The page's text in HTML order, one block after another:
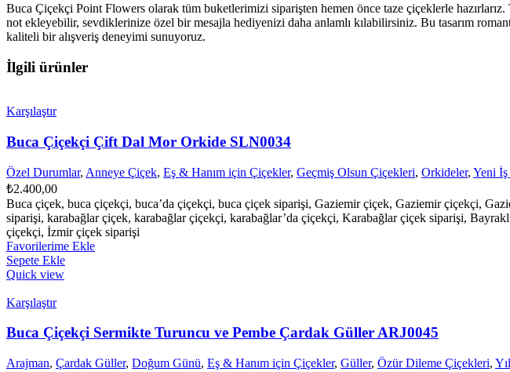
Buca Çiçekçi Point Flowers olarak tüm buketlerimizi siparişten hemen önce taze çiçeklerle
not ekleyebilir, sevdiklerinize özel bir mesajla hediyenizi daha anlamlı kılabilirsiniz. Bu tasarım
kaliteli bir alışveriş deneyimi sunuyoruz.
İlgili ürünler
Karşılaştır
Buca Çiçekçi Çift Dal Mor Orkide SLN0034
Özel Durumlar, Anneye Çiçek, Eş & Hanım için Çiçekler, Geçmiş Olsun Çiçekleri, Orkideler, Yeni
₺2.400,00
Buca çiçek, buca çiçekçi, buca’da çiçekçi, buca çiçek siparişi, Gaziemir çiçek, Gaziemir çiçekçi,
siparişi, karabağlar çiçek, karabağlar çiçekçi, karabağlar’da çiçekçi, Karabağlar çiçek siparişi,
çiçekçi, İzmir çiçek siparişi
Favorilerime Ekle
Sepete Ekle
Quick view
Karşılaştır
Buca Çiçekçi Sermikte Turuncu ve Pembe Çardak Güller ARJ0045
Arajman, Çardak Güller, Doğum Günü, Eş & Hanım için Çiçekler, Güller, Özür Dileme Çiçekleri,